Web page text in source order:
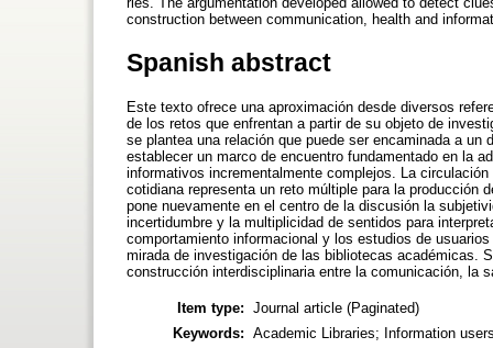
construction between communication, health and
Spanish abstract
Este texto ofrece una aproximación desde diversos
de los retos que enfrentan a partir de su objeto de
se plantea una relación que puede ser encaminada a
establecer un marco de encuentro fundamentado en la
informativos incrementalmente complejos. La
cotidiana representa un reto múltiple para la producción
pone nuevamente en el centro de la discusión la
incertidumbre y la multiplicidad de sentidos para
comportamiento informacional y los estudios de
mirada de investigación de las bibliotecas académicas.
construcción interdisciplinaria entre la comunicación, la
Item type: Journal article (Paginated)
Keywords: Academic Libraries; Information